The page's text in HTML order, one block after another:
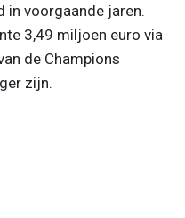
in voorgaande jaren.
3,49 miljoen euro via
de Champions
zijn.